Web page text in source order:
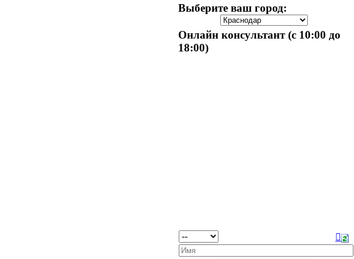
Выберите ваш город:
Онлайн консультант (с 10:00 до
18:00)